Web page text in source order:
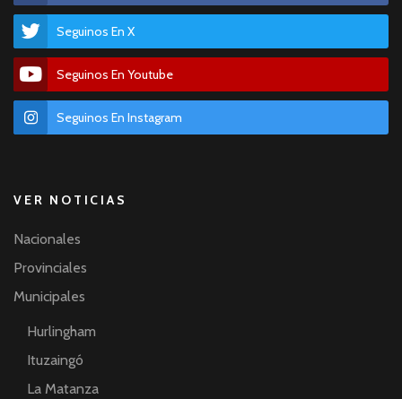
Seguinos En X
Seguinos En Youtube
Seguinos En Instagram
VER NOTICIAS
Nacionales
Provinciales
Municipales
Hurlingham
Ituzaingó
La Matanza